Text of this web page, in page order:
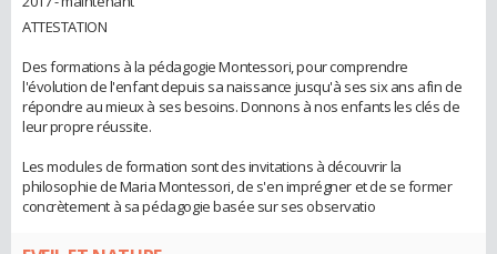
ATTESTATION
Des formations à la pédagogie Montessori, pour comprendre
l'évolution de l'enfant depuis sa naissance jusqu'à ses six ans afin de
répondre au mieux à ses besoins. Donnons à nos enfants les clés de
leur propre réussite.
Les modules de formation sont des invitations à découvrir la
philosophie de Maria Montessori, de s'en imprégner et de se former
concrètement à sa pédagogie basée sur ses observatio